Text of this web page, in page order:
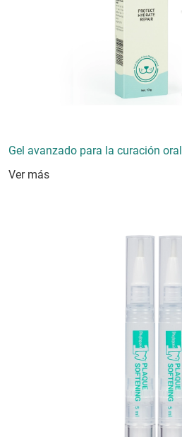
Gel avanzado para la curación oral
Ver más